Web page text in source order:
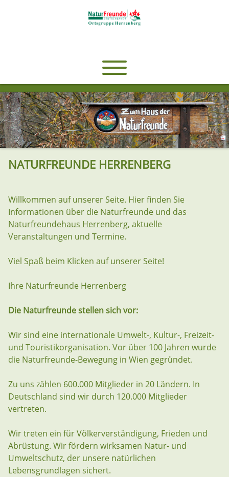
NATURFREUNDE HERRENBERG
Willkommen auf unserer Seite. Hier finden Sie
Informationen über die Naturfreunde und das
Naturfreundehaus Herrenberg, aktuelle
Veranstaltungen und Termine.
Viel Spaß beim Klicken auf unserer Seite!
Ihre Naturfreunde Herrenberg
Die Naturfreunde stellen sich vor:
Wir sind eine internationale Umwelt-, Kultur-, Freizeit-
und Touristikorganisation. Vor über 100 Jahren wurde
die Naturfreunde-Bewegung in Wien gegründet.
Zu uns zählen 600.000 Mitglieder in 20 Ländern. In
Deutschland sind wir durch 120.000 Mitglieder
vertreten.
Wir treten ein für Völkerverständigung, Frieden und
Abrüstung. Wir fördern wirksamen Natur- und
Umweltschutz, der unsere natürlichen
Lebensgrundlagen sichert.